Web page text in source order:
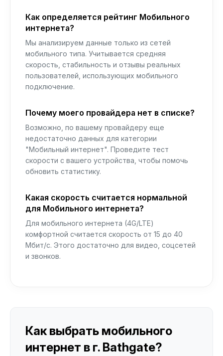
Как определяется рейтинг Мобильного
интернета?
Мы анализируем данные только из сетей
мобильного типа. Учитывается средняя
скорость, стабильность и отзывы реальных
пользователей, использующих мобильного
подключение.
Почему моего провайдера нет в списке?
Возможно, по вашему провайдеру еще
недостаточно данных для категории
"Мобильный интернет". Проведите тест
скорости с вашего устройства, чтобы помочь
обновить статистику.
Какая скорость считается нормальной
для Мобильного интернета?
Для мобильного интернета (4G/LTE)
комфортной считается скорость от 15 до 40
Мбит/с. Этого достаточно для видео, соцсетей
и звонков.
Как выбрать мобильного
интернет в г. Bathgate?